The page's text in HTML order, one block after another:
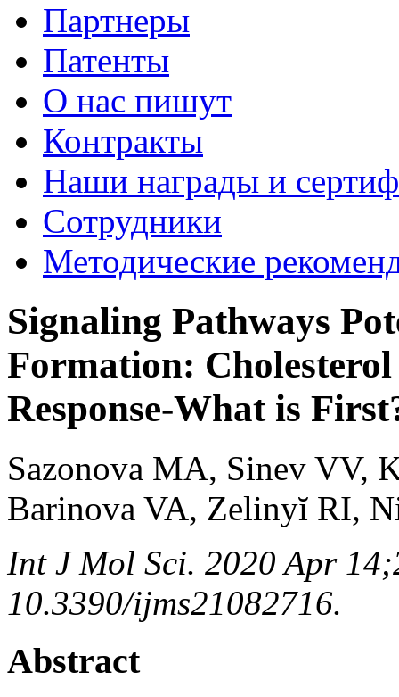
Партнеры
Патенты
О нас пишут
Контракты
Наши награды и
Сотрудники
Методические
Signaling Pathways
Formation:
Response-What is
Sazonova MA, Sinev VV,
Barinova VA, Zelinyĭ RI,
Int J Mol Sci. 2020 Apr
10.3390/ijms21082716.
Abstract